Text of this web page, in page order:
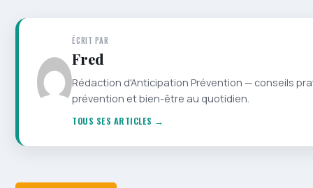
ÉCRIT PAR
Fred
Rédaction d'Anticipation Prévention — conseils
prévention et bien-être au quotidien.
TOUS SES ARTICLES →